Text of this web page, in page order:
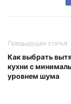
Предыдущая статья
Как выбрать
кухни с
уровнем шума